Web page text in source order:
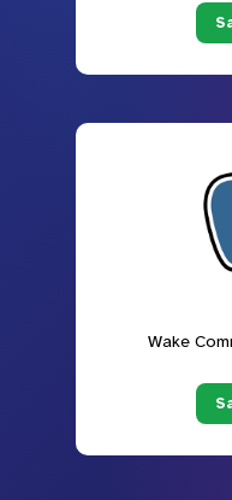
Wake